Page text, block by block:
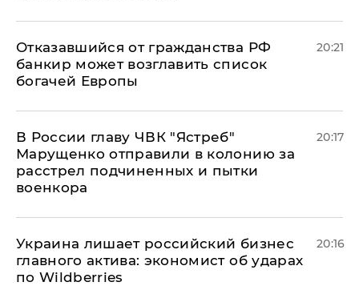
Отказавшийся от гражданства РФ
банкир может возглавить список
богачей Европы
20:21
В России главу ЧВК "Ястреб"
Марущенко отправили в колонию за
расстрел подчиненных и пытки
военкора
20:17
​Украина лишает российский бизнес
главного актива: экономист об ударах
по Wildberries
20:16